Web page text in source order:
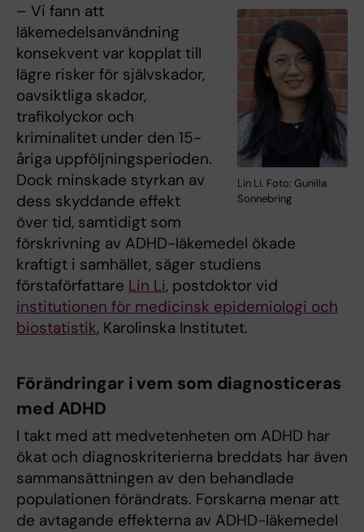
Lin Li. Foto: Gunilla
Sonnebring
– Vi fann att
läkemedelsanvändning
konsekvent var kopplat till
lägre risker för självskador,
oavsiktliga skador,
trafikolyckor och
kriminalitet under den 15-
åriga uppföljningsperioden.
Dock minskade styrkan av
dess skyddande effekt
över tid, samtidigt som
förskrivning av ADHD-läkemedel ökade
kraftigt i samhället, säger studiens
förstaförfattare Lin Li, postdoktor vid
institutionen för medicinsk epidemiologi och
biostatistik, Karolinska Institutet.
Förändringar i vem som diagnosticeras
med ADHD
I takt med att medvetenheten om ADHD har
ökat och diagnoskriterierna breddats har även
sammansättningen av den behandlade
populationen förändrats. Forskarna menar att
de avtagande effekterna av ADHD-läkemedel